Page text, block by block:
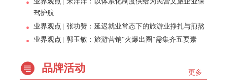
驾护航
业界观点 | 张功赞：延迟就业常态下的旅游业挣扎与煎熬
业界观点 | 郭玉敏：旅游营销“火爆出圈”需集齐五要素
更多
品牌活动